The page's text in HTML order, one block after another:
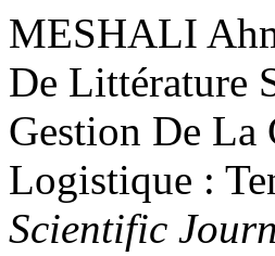
MESHALI
De Littérature
Gestion De La
Logistique :
Scientific